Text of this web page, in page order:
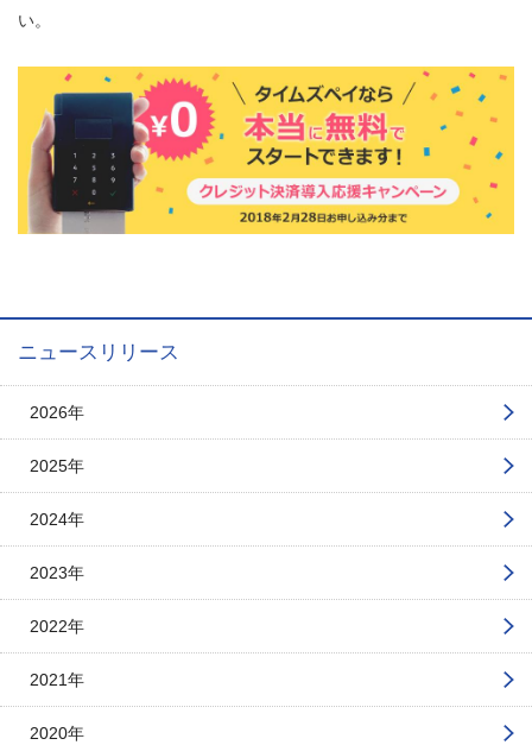
い。
ニュースリリース
2026年
2025年
2024年
2023年
2022年
2021年
2020年